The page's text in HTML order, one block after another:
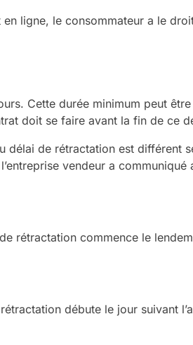
en ligne, le consommateur a le
Cette durée minimum peut
doit se faire avant la fin de ce
délai de rétractation est différent
vendeur a
rétractation commence le
débute le jour suivant